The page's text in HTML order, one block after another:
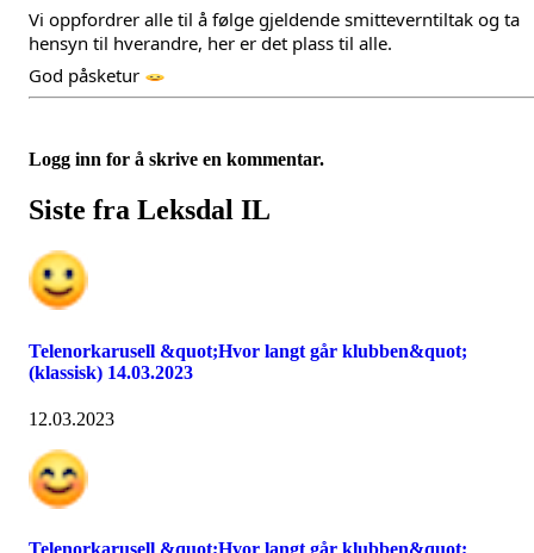
Vi oppfordrer alle til å følge gjeldende smitteverntiltak og ta
hensyn til hverandre, her er det plass til alle.
God påsketur
Logg inn for å skrive en kommentar.
Siste fra Leksdal IL
Telenorkarusell &quot;Hvor langt går klubben&quot;
(klassisk) 14.03.2023
12.03.2023
Telenorkarusell &quot;Hvor langt går klubben&quot;